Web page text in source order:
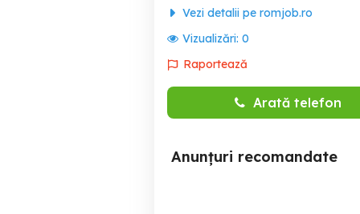
Vezi detalii pe romjob.ro
Vizualizări: 0
Raportează
Arată telefon
Anunțuri recomandate